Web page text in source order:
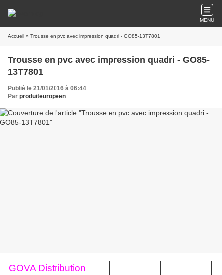
MENU
Accueil » Trousse en pvc avec impression quadri - GO85-13T7801
Trousse en pvc avec impression quadri - GO85-
13T7801
Publié le 21/01/2016 à 06:44
Par produiteuropeen
GOVA Distribution